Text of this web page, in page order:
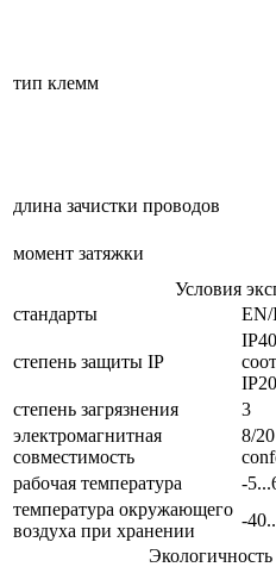
тип клемм
длина зачистки проводов
момент затяжки
Условия
стандарты
EN/
cтепень защиты IP
степень загрязнения
3
электромагнитная
совместимость
8/
рабочая температура
-
температура окружающего
воздуха при хранении
-